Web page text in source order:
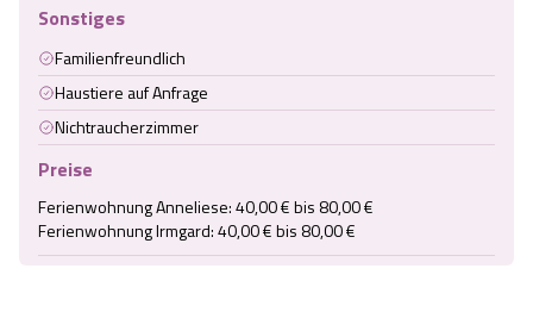
Sonstiges
Familienfreundlich
Haustiere auf Anfrage
Nichtraucherzimmer
Preise
Ferienwohnung Anneliese: 40,00 € bis 80,00 €
Ferienwohnung Irmgard: 40,00 € bis 80,00 €